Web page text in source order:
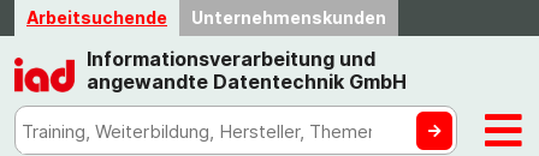
Arbeitsuchende Unternehmenskunden
Informationsverarbeitung und
angewandte Datentechnik GmbH